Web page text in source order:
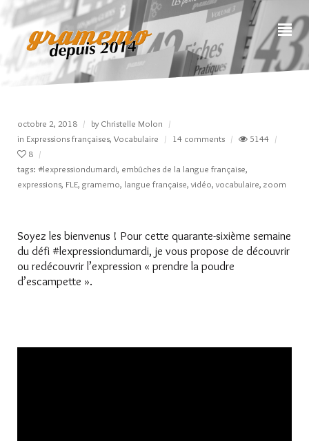
octobre 2, 2018 by Christelle Molon
in Expressions françaises, Vocabulaire 14 comments
5144
8
tags: #lexpressiondumardi, embûches de la langue française,
expressions, FLE, gramemo, langue française,vidéo,vocabulaire, zoom
Soyez les bienvenus ! Pour cette quarante-sixième semaine
du défi #lexpressiondumardi, je vous propose de découvrir
ou redécouvrir l’expression « prendre la poudre
d’escampette ».